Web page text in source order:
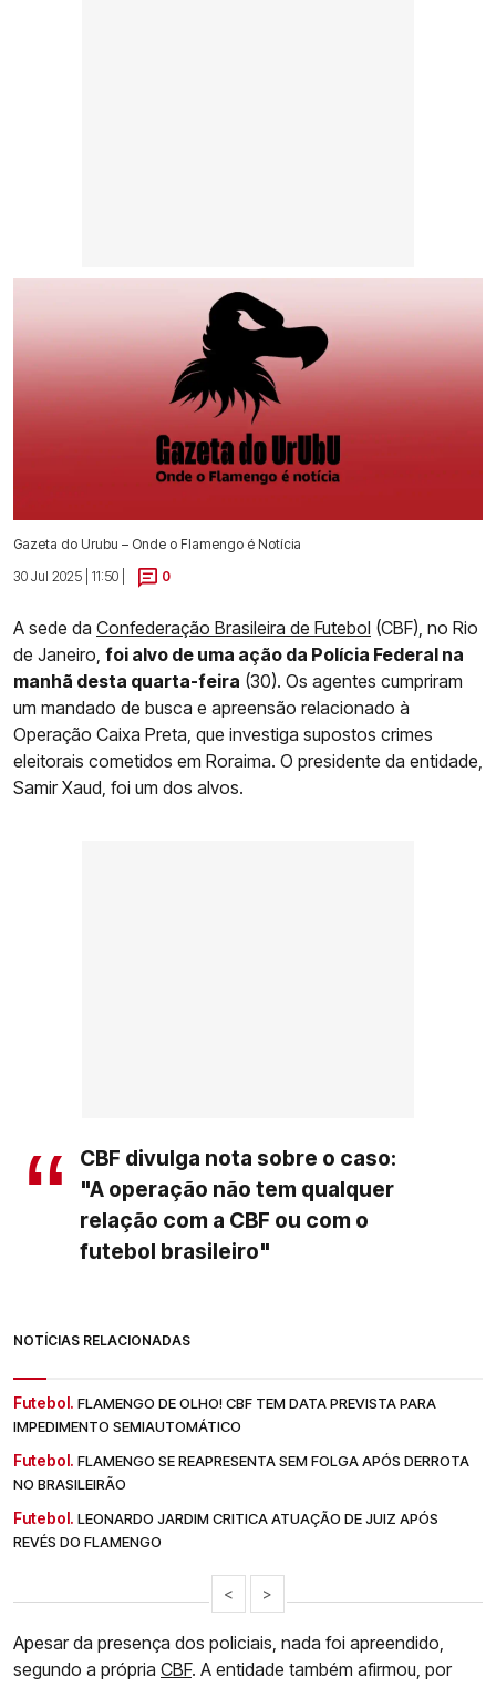
Gazeta do Urubu – Onde o Flamengo é Notícia
30 Jul 2025 | 11:50 |
0
A sede da Confederação Brasileira de Futebol (CBF), no Rio
de Janeiro, foi alvo de uma ação da Polícia Federal na
manhã desta quarta-feira (30). Os agentes cumpriram
um mandado de busca e apreensão relacionado à
Operação Caixa Preta, que investiga supostos crimes
eleitorais cometidos em Roraima. O presidente da entidade,
Samir Xaud, foi um dos alvos.
CBF divulga nota sobre o caso:
"A operação não tem qualquer
relação com a CBF ou com o
futebol brasileiro"
NOTÍCIAS RELACIONADAS
Futebol. FLAMENGO DE OLHO! CBF TEM DATA PREVISTA PARA
IMPEDIMENTO SEMIAUTOMÁTICO
Futebol. FLAMENGO SE REAPRESENTA SEM FOLGA APÓS DERROTA
NO BRASILEIRÃO
Futebol. LEONARDO JARDIM CRITICA ATUAÇÃO DE JUIZ APÓS
REVÉS DO FLAMENGO
< >
Apesar da presença dos policiais, nada foi apreendido,
segundo a própria CBF. A entidade também afirmou, por